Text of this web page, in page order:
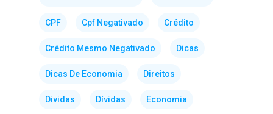
CPF Cpf Negativado Crédito
Crédito Mesmo Negativado Dicas
Dicas De Economia Direitos
Dividas Dívidas Economia